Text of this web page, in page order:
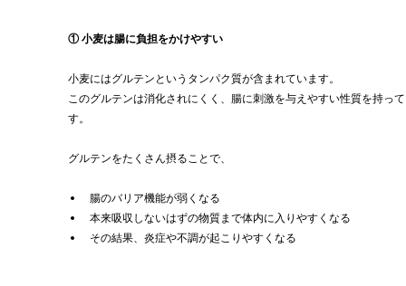
① 小麦は腸に負担をかけやすい
小麦にはグルテンというタンパク質が含まれています。
このグルテンは消化されにくく、腸に刺激を与えやすい性質を持っ
す。
グルテンをたくさん摂ることで、
腸のバリア機能が弱くなる
本来吸収しないはずの物質まで体内に入りやすくなる
その結果、炎症や不調が起こりやすくなる